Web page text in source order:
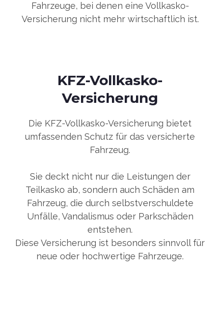
Fahrzeuge, bei denen eine Vollkasko-
Versicherung nicht mehr wirtschaftlich ist.
KFZ-Vollkasko-
Versicherung
Die KFZ-Vollkasko-Versicherung bietet
umfassenden Schutz für das versicherte
Fahrzeug.
Sie deckt nicht nur die Leistungen der
Teilkasko ab, sondern auch Schäden am
Fahrzeug, die durch selbstverschuldete
Unfälle, Vandalismus oder Parkschäden
entstehen.
Diese Versicherung ist besonders sinnvoll für
neue oder hochwertige Fahrzeuge.